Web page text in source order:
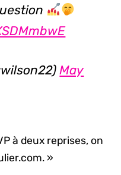
May
à deux reprises, on
»